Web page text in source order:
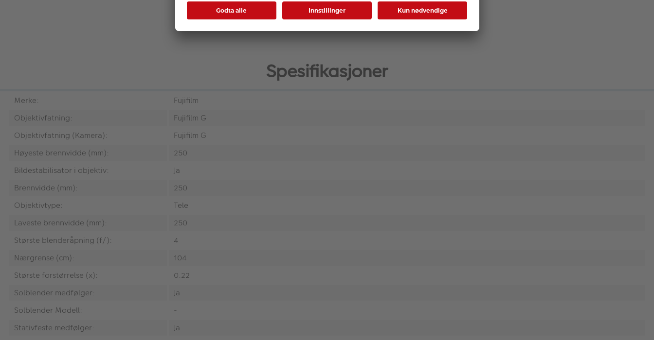
Spesifikasjoner
Merke:
Fujifilm
Objektivfatning:
Fujifilm G
Objektivfatning (Kamera):
Fujifilm G
Høyeste brennvidde (mm):
250
Bildestabilisator i objektiv:
Ja
Brennvidde (mm):
250
Objektivtype:
Tele
Laveste brennvidde (mm):
250
Største blenderåpning (f/):
4
Nærgrense (cm):
104
Største forstørrelse (x):
0.22
Solblender medfølger:
Ja
Solblender Modell:
-
Stativfeste medfølger:
Ja